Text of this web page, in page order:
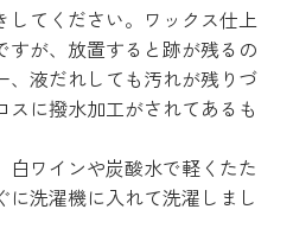
してください。ワックス仕上
すが、放置すると跡が残るの
、液だれしても汚れが残りづ
スに撥水加工がされてあるも
ワインや炭酸水で軽くたた
に洗濯機に入れて洗濯しまし